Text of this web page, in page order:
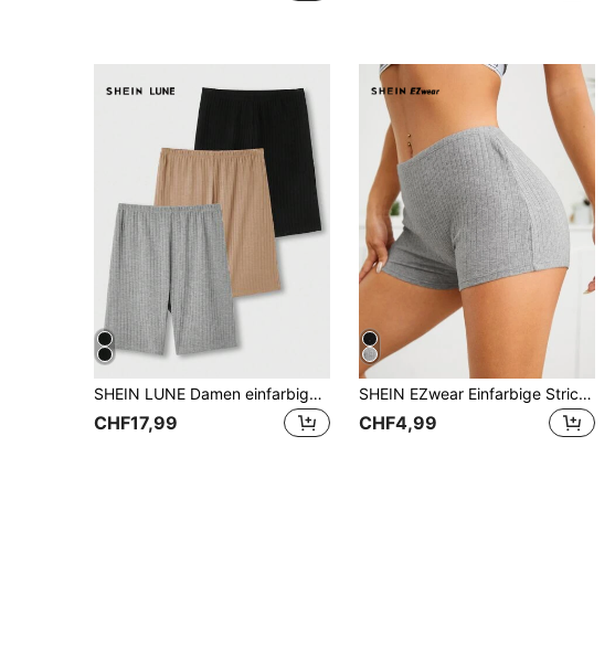
SHEIN LUNE Damen einfarbige Basic Biker Shorts in Lässig-Stil für tägliche Outfits
CHF17,99
SHEIN EZwear Einfarbige Strick Radlerhose
CHF4,99